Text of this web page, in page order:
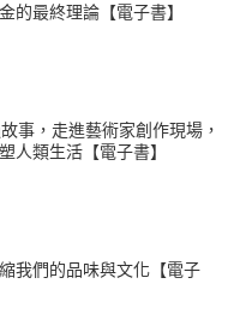
的最終理論【電子書】
事，走進藝術家創作現場，
人類生活【電子書】
我們的品味與文化【電子